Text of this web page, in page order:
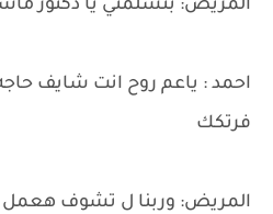
المريض: بتسلمني يا دكتور
احمد : ياعم روح انت شايف
فرتكك
المريض: وربنا ل تشوف هعمل